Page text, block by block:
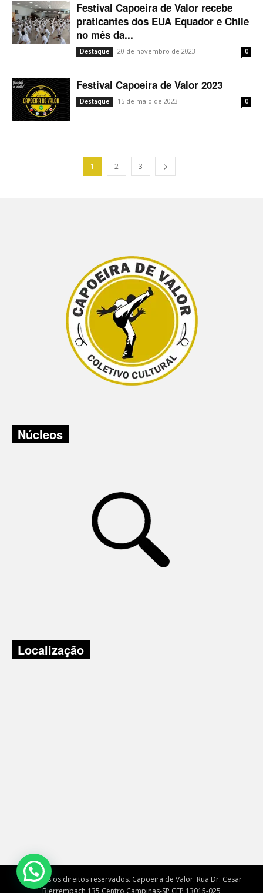
Festival Capoeira de Valor recebe
praticantes dos EUA Equador e Chile
no mês da...
Destaque 20 de novembro de 2023 0
Festival Capoeira de Valor 2023
Destaque 15 de maio de 2023 0
1 2 3
Núcleos
Localização
© Todos os direitos reservados. Capoeira de Valor. Rua Dr. Cesar
Bierrembach 135 Centro Campinas-SP CEP 13015-025